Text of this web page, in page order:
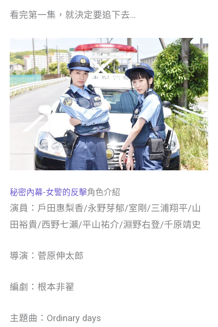
看完第一集，就決定要追下去…
秘密內幕-女警的反擊角色介紹
演員：戶田惠梨香/永野芽郁/室剛/三浦翔平/山
田裕貴/西野七瀨/平山祐介/淵野右登/千原靖史
導演：菅原伸太郎
編劇：根本非翟
主題曲：Ordinary days